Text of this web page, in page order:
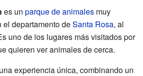
es un parque de animales muy
departamento deSanta Rosa, al
uno de los lugares más visitados por
quieren ver animales de cerca.
experiencia única, combinando un